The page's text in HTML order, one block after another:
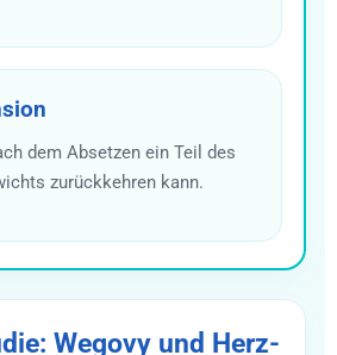
dem Absetzen ein Teil des
zurückkehren kann.
Wegovy und Herz-